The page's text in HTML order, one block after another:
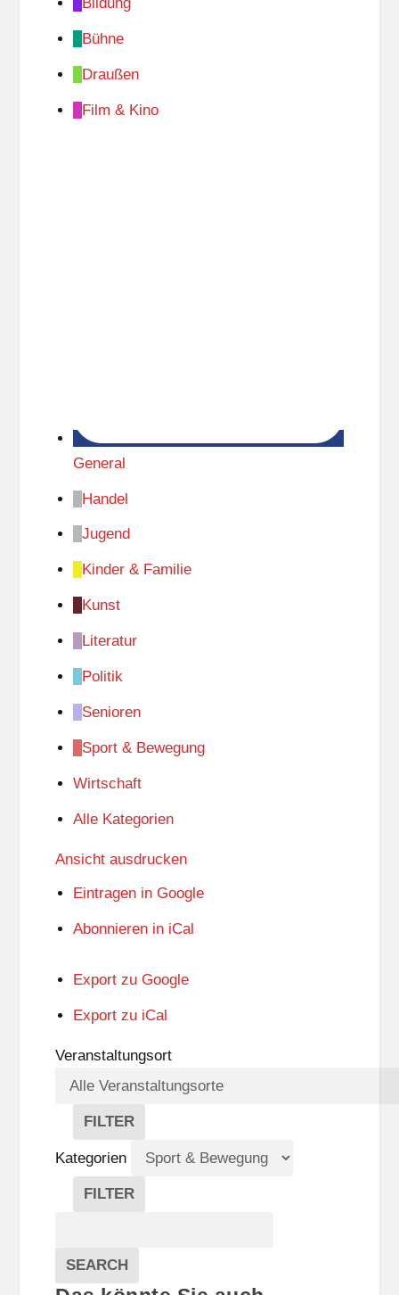
Bühne
Draußen
Film & Kino
General
Handel
Jugend
Kinder & Familie
Kunst
Literatur
Politik
Senioren
Sport & Bewegung
Wirtschaft
Alle Kategorien
Ansicht ausdrucken
Eintragen in Google
Abonnieren in iCal
Export zu Google
Export zu iCal
Veranstaltungsort
FILTER
V
E
R
A
A
L
Kategorien
FILTER
E
G
Veranstaltungen
SEARCH